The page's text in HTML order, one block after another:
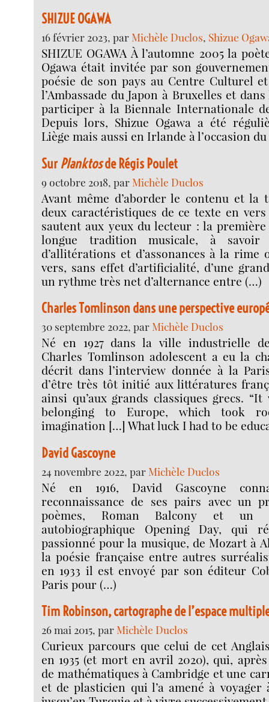
SHIZUE OGAWA
16 février 2023, parMichèle Duclos, Shizue
SHIZUE OGAWA À l’automne 2005 la
Ogawa était invitée par son
poésie de son pays au Centre Culturel
l’Ambassade du Japon à Bruxelles et
participer à la Biennale Internationale
Depuis lors, Shizue Ogawa a été
Liège mais aussi en Irlande à l’occasion
SurPlanktosde Régis Poulet
9 octobre 2018, parMichèle Duclos
Avant même d’aborder le contenu et la
deux caractéristiques de ce texte en
sautent aux yeux du lecteur : la première
longue tradition musicale, à savoir
d’allitérations et d’assonances à la rime
vers, sans effet d’artificialité, d’une
un rythme très net d’alternance entre (…)
Charles Tomlinson dans une perspective
30 septembre 2022, parMichèle Duclos
Né en 1927 dans la ville industrielle
Charles Tomlinson adolescent a eu la
décrit dans l’interview donnée à la
d’être très tôt initié aux littératures
ainsi qu’aux grands classiques grecs.
belonging to Europe, which took
imagination […] What luck I had to be
David Gascoyne
24 novembre 2022, parMichèle Duclos
Né en 1916, David Gascoyne
reconnaissance de ses pairs avec un
poèmes, Roman Balcony et un
autobiographique Opening Day, qui
passionné pour la musique, de Mozart à
la poésie française entre autres
en 1933 il est envoyé par son éditeur
Paris pour (…)
Tim Robinson, cartographe de l’espace
26 mai 2015, parMichèle Duclos
Curieux parcours que celui de cet
en 1935 (et mort en avril 2020), qui,
de mathématiques à Cambridge et une
et de plasticien qui l’a amené à voyager